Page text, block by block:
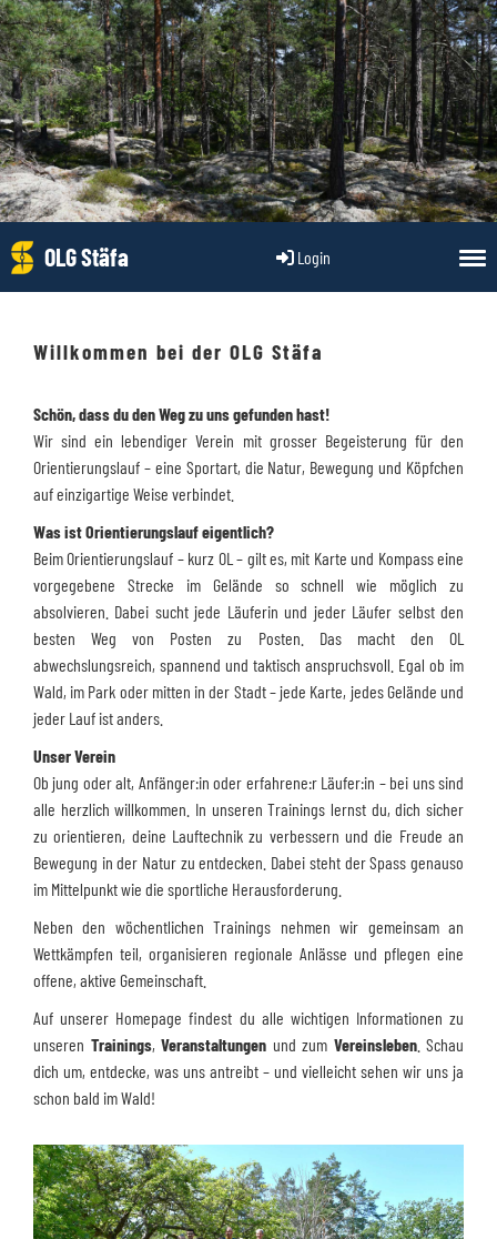
Login
OLG Stäfa
Willkommen bei der OLG Stäfa
Schön, dass du den Weg zu uns gefunden hast!
Wir sind ein lebendiger Verein mit grosser Begeisterung für den
Orientierungslauf – eine Sportart, die Natur, Bewegung und Köpfchen
auf einzigartige Weise verbindet.
Was ist Orientierungslauf eigentlich?
Beim Orientierungslauf – kurz OL – gilt es, mit Karte und Kompass eine
vorgegebene Strecke im Gelände so schnell wie möglich zu
absolvieren. Dabei sucht jede Läuferin und jeder Läufer selbst den
besten Weg von Posten zu Posten. Das macht den OL
abwechslungsreich, spannend und taktisch anspruchsvoll. Egal ob im
Wald, im Park oder mitten in der Stadt – jede Karte, jedes Gelände und
jeder Lauf ist anders.
Unser Verein
Ob jung oder alt, Anfänger:in oder erfahrene:r Läufer:in – bei uns sind
alle herzlich willkommen. In unseren Trainings lernst du, dich sicher
zu orientieren, deine Lauftechnik zu verbessern und die Freude an
Bewegung in der Natur zu entdecken. Dabei steht der Spass genauso
im Mittelpunkt wie die sportliche Herausforderung.
Neben den wöchentlichen Trainings nehmen wir gemeinsam an
Wettkämpfen teil, organisieren regionale Anlässe und pflegen eine
offene, aktive Gemeinschaft.
Auf unserer Homepage findest du alle wichtigen Informationen zu
unseren Trainings, Veranstaltungen und zum Vereinsleben. Schau
dich um, entdecke, was uns antreibt – und vielleicht sehen wir uns ja
schon bald im Wald!